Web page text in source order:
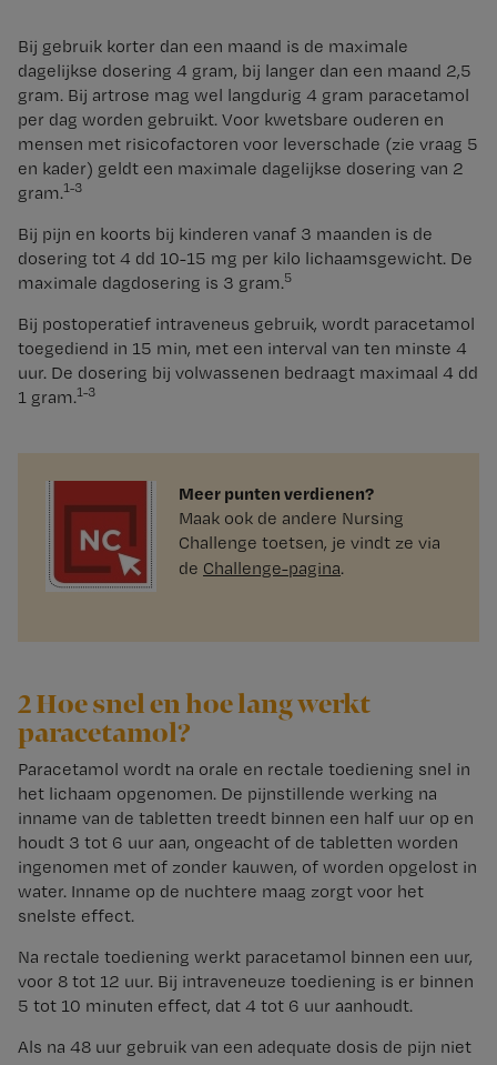
Bij gebruik korter dan een maand is de maximale
dagelijkse dosering 4 gram, bij langer dan een maand 2,5
gram. Bij artrose mag wel langdurig 4 gram paracetamol
per dag worden gebruikt. Voor kwetsbare ouderen en
mensen met risicofactoren voor leverschade (zie vraag 5
en kader) geldt een maximale dagelijkse dosering van 2
gram.1-3
Bij pijn en koorts bij kinderen vanaf 3 maanden is de
dosering tot 4 dd 10-15 mg per kilo lichaamsgewicht. De
maximale dagdosering is 3 gram.5
Bij postoperatief intraveneus gebruik, wordt paracetamol
toegediend in 15 min, met een interval van ten minste 4
uur. De dosering bij volwassenen bedraagt maximaal 4 dd
1 gram.1-3
Meer punten verdienen?
Maak ook de andere Nursing
Challenge toetsen, je vindt ze via
de Challenge-pagina.
2 Hoe snel en hoe lang werkt
paracetamol?
Paracetamol wordt na orale en rectale toediening snel in
het lichaam opgenomen. De pijnstillende werking na
inname van de tabletten treedt binnen een half uur op en
houdt 3 tot 6 uur aan, ongeacht of de tabletten worden
ingenomen met of zonder kauwen, of worden opgelost in
water. Inname op de nuchtere maag zorgt voor het
snelste effect.
Na rectale toediening werkt paracetamol binnen een uur,
voor 8 tot 12 uur. Bij intraveneuze toediening is er binnen
5 tot 10 minuten effect, dat 4 tot 6 uur aanhoudt.
Als na 48 uur gebruik van een adequate dosis de pijn niet